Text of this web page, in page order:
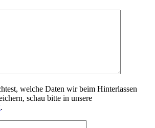
welche Daten wir beim Hinterlassen
schau bitte in unsere
.